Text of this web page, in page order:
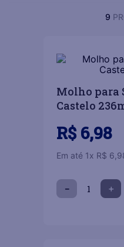
9
Molho para
Castelo
R$ 6,98
Em até 1x R$ 6
＋
－